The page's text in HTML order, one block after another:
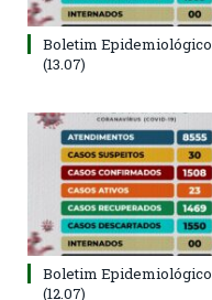
Boletim Epidemiológico
(13.07)
Boletim Epidemiológico
(12.07)